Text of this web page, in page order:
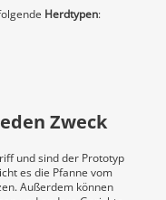
Herdtypen:
Zweck
und sind der Prototyp
es die Pfanne vom
Außerdem können